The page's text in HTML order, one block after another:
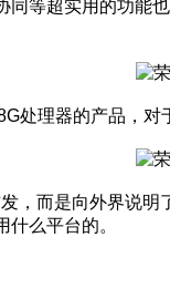
等超实用的功能
处理器的产品，对
，而是向外界说
么平台的。